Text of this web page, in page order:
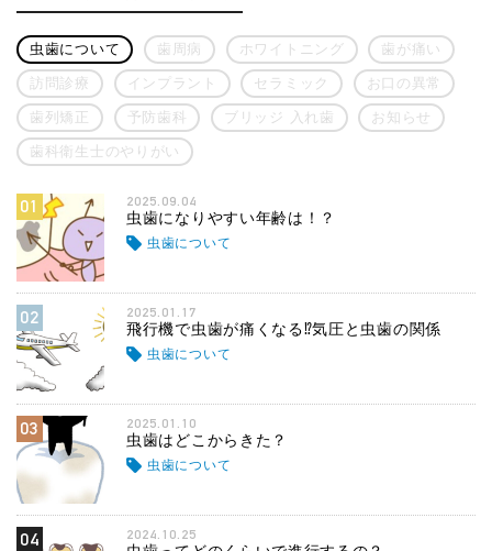
虫歯について 歯周病 ホワイトニング 歯が痛い
訪問診療 インプラント セラミック お口の異常
歯列矯正 予防歯科 ブリッジ 入れ歯 お知らせ
歯科衛生士のやりがい
01 2025.09.04
虫歯になりやすい年齢は！？
虫歯について
02 2025.01.17
飛行機で虫歯が痛くなる⁉気圧と虫歯の関係
虫歯について
03 2025.01.10
虫歯はどこからきた？
虫歯について
04 2024.10.25